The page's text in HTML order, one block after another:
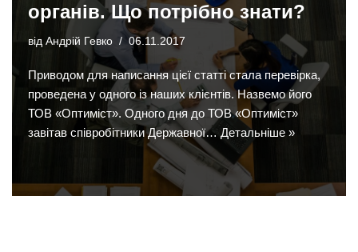
органів. Що потрібно знати?
від Андрій Гевко 06.11.2017
Приводом для написання цієї статті стала перевірка,
проведена у одного із наших клієнтів. Назвемо його
ТОВ «Оптиміст». Одного дня до ТОВ «Оптиміст»
завітав співробітники Державної… Детальніше »